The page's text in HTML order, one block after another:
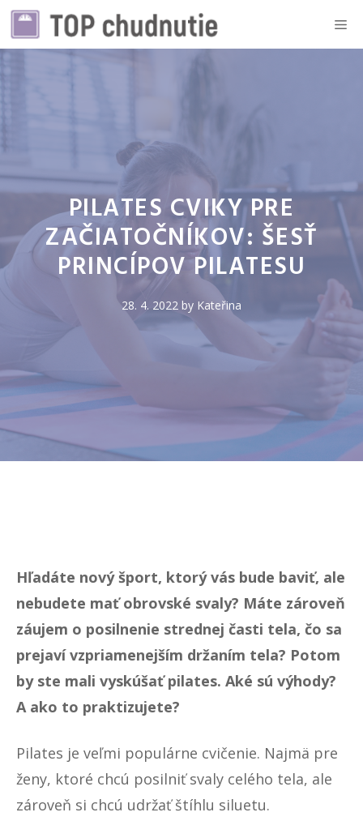
Preskočiť
na
PILATES CVIKY PRE
ZAČIATOČNÍKOV: ŠESŤ
PRINCÍPOV PILATESU
28. 4. 2022 by Kateřina
Hľadáte nový šport, ktorý vás bude baviť, ale
nebudete mať obrovské svaly? Máte zároveň
záujem o posilnenie strednej časti tela, čo sa
prejaví vzpriamenejším držaním tela? Potom
by ste mali vyskúšať pilates. Aké sú výhody?
A ako to praktizujete?
Pilates je veľmi populárne cvičenie. Najmä pre
ženy, ktoré chcú posilniť svaly celého tela, ale
zároveň si chcú udržať štíhlu siluetu.